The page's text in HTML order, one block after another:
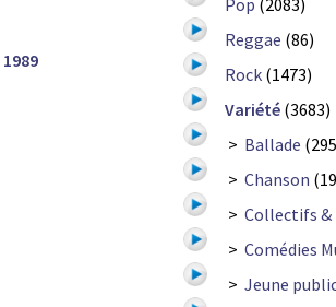
1989
Pop (2083)
Reggae (86)
Rock (1473)
Variété (3683)
> Ballade
> Chanson
> Collectifs &
> Comédies
> Jeune